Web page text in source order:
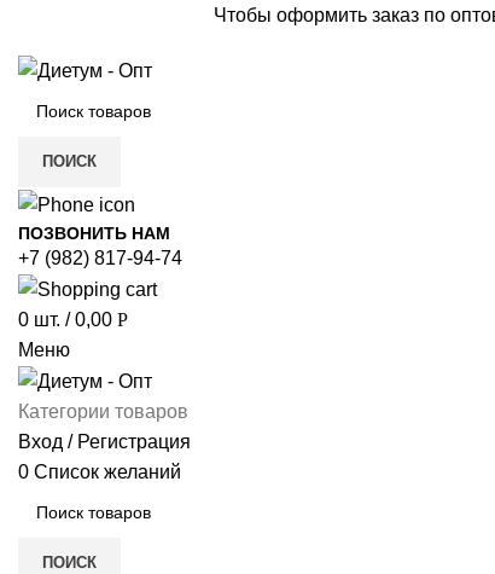
Чтобы оформить заказ по
ПОИСК
ПОЗВОНИТЬ НАМ
+7 (982) 817-94-74
0 шт. / 0,00 Р
Меню
Категории товаров
Вход / Регистрация
0 Список желаний
ПОИСК